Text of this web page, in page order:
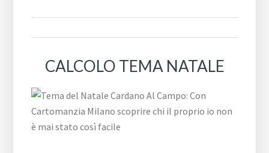
CALCOLO TEMA NATALE